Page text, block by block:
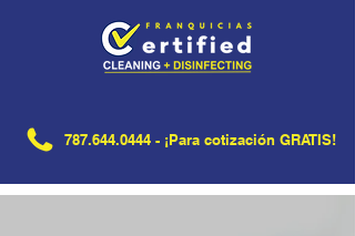
787.644.0444- ¡Para cotización GRATIS!